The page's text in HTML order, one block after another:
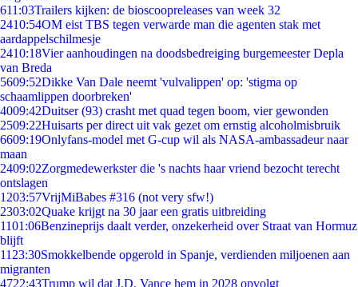
611:03Trailers kijken: de bioscoopreleases van week 32
2410:54OM eist TBS tegen verwarde man die agenten stak met
aardappelschilmesje
2410:18Vier aanhoudingen na doodsbedreiging burgemeester Depla
van Breda
5609:52Dikke Van Dale neemt 'vulvalippen' op: 'stigma op
schaamlippen doorbreken'
4009:42Duitser (93) crasht met quad tegen boom, vier gewonden
2509:22Huisarts per direct uit vak gezet om ernstig alcoholmisbruik
6609:19Onlyfans-model met G-cup wil als NASA-ambassadeur naar
maan
2409:02Zorgmedewerkster die 's nachts haar vriend bezocht terecht
ontslagen
1203:57VrijMiBabes #316 (not very sfw!)
2303:02Quake krijgt na 30 jaar een gratis uitbreiding
1101:06Benzineprijs daalt verder, onzekerheid over Straat van Hormuz
blijft
11 23:30Smokkelbende opgerold in Spanje, verdienden miljoenen aan
migranten
4722:43Trump wil dat J.D. Vance hem in 2028 opvolgt